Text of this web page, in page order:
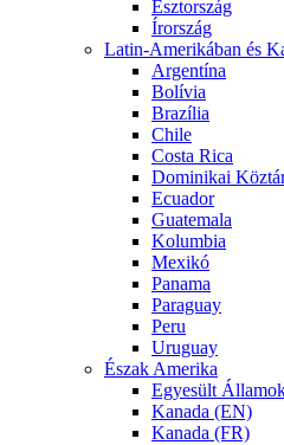
Észtország
Írország
Latin-Amerikában és
Argentína
Bolívia
Brazília
Chile
Costa Rica
Dominikai
Ecuador
Guatemala
Kolumbia
Mexikó
Panama
Paraguay
Peru
Uruguay
Észak Amerika
Egyesült
Kanada (EN)
Kanada (FR)